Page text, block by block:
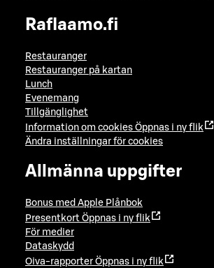
Raflaamo.fi
Restauranger
Restauranger på kartan
Lunch
Evenemang
Tillgänglighet
Information om cookies Öppnas i ny flik
Ändra inställningar för cookies
Allmänna uppgifter
Bonus med Apple Plånbok
Presentkort Öppnas i ny flik
För medier
Dataskydd
Oiva-rapporter Öppnas i ny flik